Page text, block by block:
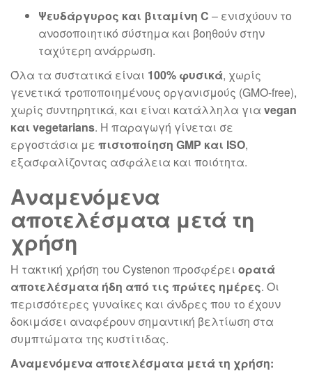
Ψευδάργυρος και βιταμίνη C – ενισχύουν το
ανοσοποιητικό σύστημα και βοηθούν στην
ταχύτερη ανάρρωση.
Όλα τα συστατικά είναι 100% φυσικά, χωρίς
γενετικά τροποποιημένους οργανισμούς (GMO-free),
χωρίς συντηρητικά, και είναι κατάλληλα για vegan
και vegetarians. Η παραγωγή γίνεται σε
εργοστάσια με πιστοποίηση GMP και ISO,
εξασφαλίζοντας ασφάλεια και ποιότητα.
Αναμενόμενα
αποτελέσματα μετά τη
χρήση
Η τακτική χρήση του Cystenon προσφέρει ορατά
αποτελέσματα ήδη από τις πρώτες ημέρες. Οι
περισσότερες γυναίκες και άνδρες που το έχουν
δοκιμάσει αναφέρουν σημαντική βελτίωση στα
συμπτώματα της κυστίτιδας.
Αναμενόμενα αποτελέσματα μετά τη χρήση: